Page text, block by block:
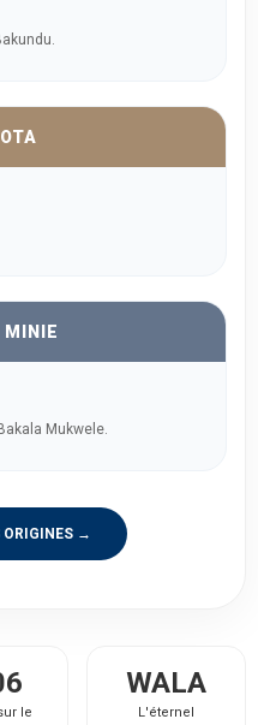
MINIE
Mukwele.
ORIGINES →
le
WALA
L'éternel